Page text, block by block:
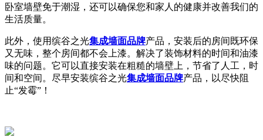
卧室墙壁免于潮湿，还可以确保您和家人的健康并改善我们的
生活质量。
此外，使用缤谷之光集成墙面品牌产品，安装后的房间既环保
又无味，整个房间都不会上漆。解决了装饰材料的时间和油漆
味的问题。它可以直接安装在粗糙的墙壁上，节省了人工，时
间和空间。尽早安装缤谷之光集成墙面品牌产品，以尽快阻
止“发霉”！